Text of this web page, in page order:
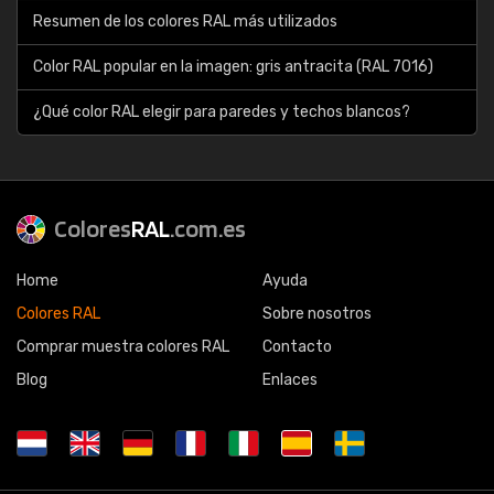
Resumen de los colores RAL más utilizados
Color RAL popular en la imagen: gris antracita (RAL 7016)
¿Qué color RAL elegir para paredes y techos blancos?
ColoresRAL.com.es
Home
Colores RAL
Comprar muestra colores RAL
Blog
Ayuda
Sobre nosotros
Contacto
Enlaces